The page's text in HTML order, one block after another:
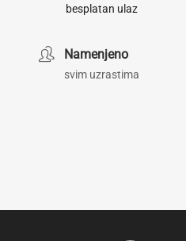
besplatan ulaz
Namenjeno
svim uzrastima